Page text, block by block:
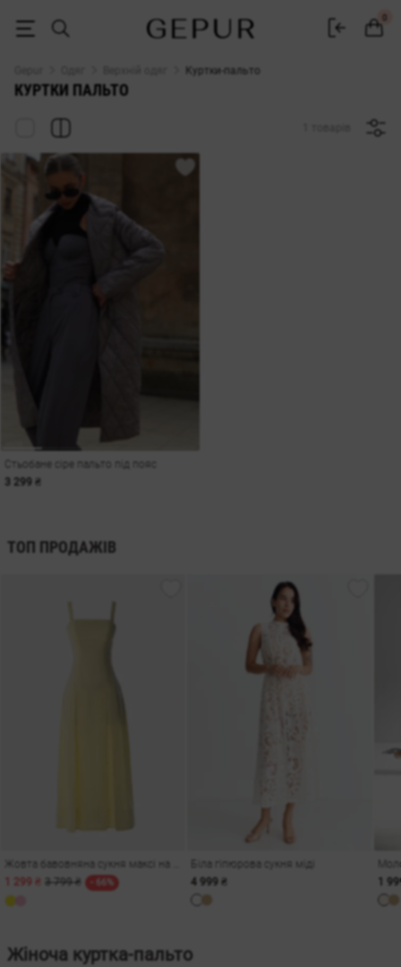
Куртки-пальто
КУРТКИ ПАЛЬТО
Стьобане сіре пальто під пояс
3 299 ₴
ТОП ПРОДАЖІВ
3 799 ₴ - 66%
Біла гіпюрова сукня міді
4 999 ₴
1
Жіноча куртка-пальто